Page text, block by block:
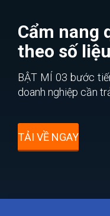
Cẩm nang
theo số
BẬT MÍ 03 bước
doanh nghiệp cần
TẢI VỀ NGAY